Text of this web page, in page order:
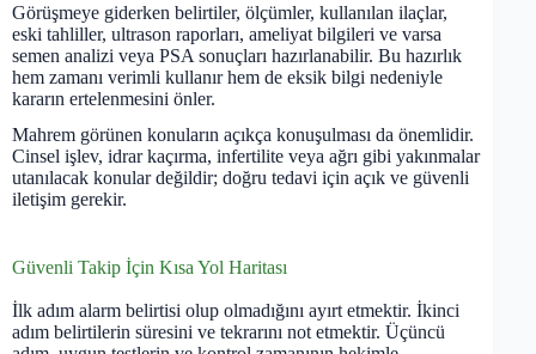
Görüşmeye giderken belirtiler, ölçümler, kullanılan ilaçlar,
eski tahliller, ultrason raporları, ameliyat bilgileri ve varsa
semen analizi veya PSA sonuçları hazırlanabilir. Bu hazırlık
hem zamanı verimli kullanır hem de eksik bilgi nedeniyle
kararın ertelenmesini önler.
Mahrem görünen konuların açıkça konuşulması da önemlidir.
Cinsel işlev, idrar kaçırma, infertilite veya ağrı gibi yakınmalar
utanılacak konular değildir; doğru tedavi için açık ve güvenli
iletişim gerekir.
Güvenli Takip İçin Kısa Yol Haritası
İlk adım alarm belirtisi olup olmadığını ayırt etmektir. İkinci
adım belirtilerin süresini ve tekrarını not etmektir. Üçüncü